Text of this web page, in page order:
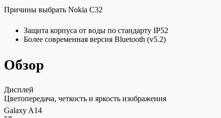
Причины выбрать Nokia C32
Защита корпуса от воды по стандарту IP52
Более современная версия Bluetooth (v5.2)
Обзор
Дисплей
Цветопередача, четкость и яркость изображения
Galaxy A14